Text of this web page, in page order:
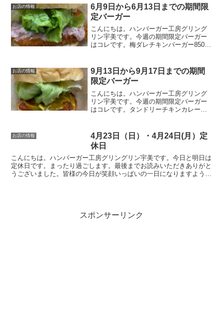
になりますように😊いってらっしゃい。
お店の情報
6月9日から6月13日までの期間限
定バーガー
こんにちは。ハンバーガー工房グリング
リン宇美です。今週の期間限定バーガー
はコレです。梅ダレチキンバーガー850円
あっさりと食べれてしまう梅ダレの和風
バーガーです。酸っぱ...
お店の情報
9月13日から9月17日までの期間
限定バーガー
こんにちは。ハンバーガー工房グリング
リン宇美です。今週の期間限定バーガー
はコレです。タンドリーチキンカレーバ
にしてみました。ピリ辛のカレーソース
がクセになる逸品です...
お店の情報
4月23日（日）・4月24日(月）定
休日
こんにちは。ハンバーガー工房グリングリン宇美です。今日と明日は
定休日です。まったり過ごします。最後までお読みいただきありがと
うございました。皆様の今日が笑顔いっぱいの一日になりますように
スポンサーリンク